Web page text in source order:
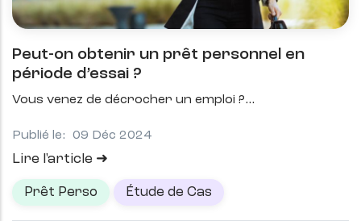
Peut-on obtenir un prêt personnel en
période d’essai ?
Vous venez de décrocher un emploi ?
Publié le: 09 Déc 2024
Lire l'article
Prêt Perso Étude de Cas